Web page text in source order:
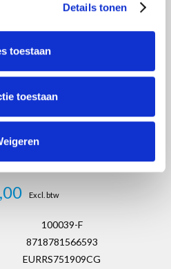
Details tonen
toestaan
toestaan
Excl. btw
100039-F
8718781566593
EURRS751909CG